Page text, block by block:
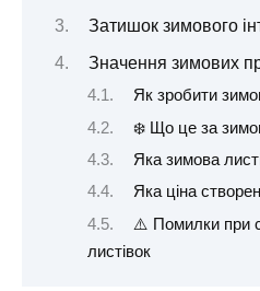
Затишок зимового
Значення зимових
Як зробити
❄️ Що це за
Яка зимова
Яка ціна
⚠️ Помилки при
листівок